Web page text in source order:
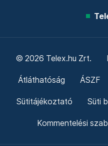
© 2026 Telex.hu Zrt.
Átláthatóság ÁSZF
Sütitájékoztató Süti
Kommentelési